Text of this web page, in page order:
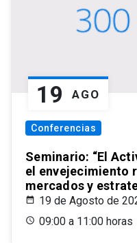
19 AGO
Conferencias
Seminario: “El
el envejecimiento
mercados y
19 de Agosto de
09:00 a 11:00 horas